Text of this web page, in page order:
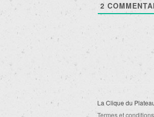
2
La Clique du
Termes et conditions